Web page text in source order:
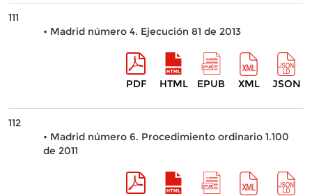
111
• Madrid número 4. Ejecución 81 de 2013
PDF HTML EPUB XML JSON
112
• Madrid número 6. Procedimiento ordinario 1.100
de 2011